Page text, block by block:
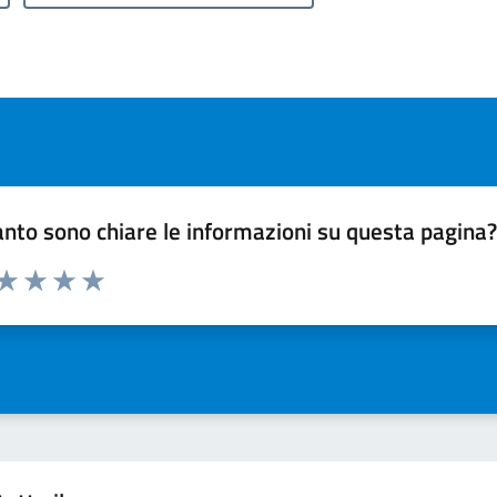
sono chiare le informazioni su questa pagina?
1 a 5 stelle la pagina